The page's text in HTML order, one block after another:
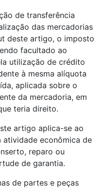
de transferência
das mercadorias
deste artigo, o imposto
facultado ao
utilização de crédito
à mesma alíquota
aplicada sobre o
da mercadoria, em
teria direito.
artigo aplica-se ao
atividade econômica de
reparo ou
de garantia.
de partes e peças